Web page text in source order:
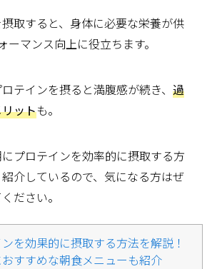
取すると、身体に必要な栄養が供
ーマンス向上に役立ちます。
テインを摂ると満腹感が続き、過
ットも。
プロテインを効率的に摂取する方
介しているので、気になる方はぜ
ださい。
を効果的に摂取する方法を解説！
すすめな朝食メニューも紹介